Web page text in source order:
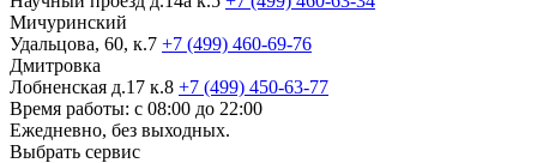
Мичуринский
Удальцова, 60, к.7 +7 (499) 460-69-76
Дмитровка
Лобненская д.17 к.8 +7 (499) 450-63-77
Время работы: с 08:00 до 22:00
Ежедневно, без выходных.
Выбрать сервис